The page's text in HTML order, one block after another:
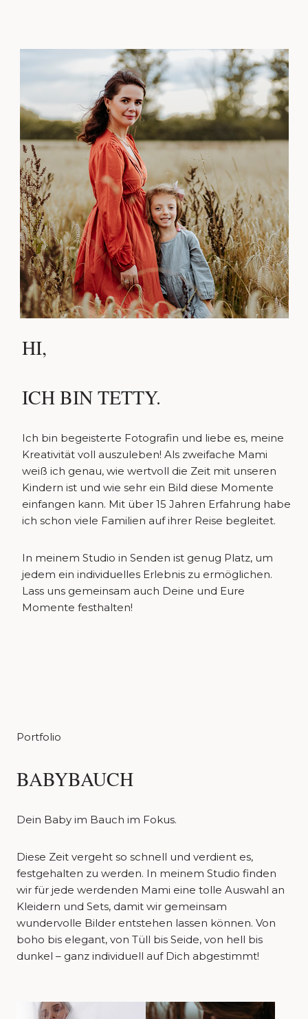
HI,
ICH BIN TETTY.
Ich bin begeisterte Fotografin und liebe es, meine
Kreativität voll auszuleben! Als zweifache Mami
weiß ich genau, wie wertvoll die Zeit mit unseren
Kindern ist und wie sehr ein Bild diese Momente
einfangen kann. Mit über 15 Jahren Erfahrung habe
ich schon viele Familien auf ihrer Reise begleitet.
In meinem Studio in Senden ist genug Platz, um
jedem ein individuelles Erlebnis zu ermöglichen.
Lass uns gemeinsam auch Deine und Eure
Momente festhalten!
Portfolio
BABYBAUCH
Dein Baby im Bauch im Fokus.
Diese Zeit vergeht so schnell und verdient es,
festgehalten zu werden. In meinem Studio finden
wir für jede werdenden Mami eine tolle Auswahl an
Kleidern und Sets, damit wir gemeinsam
wundervolle Bilder entstehen lassen können. Von
boho bis elegant, von Tüll bis Seide, von hell bis
dunkel – ganz individuell auf Dich abgestimmt!